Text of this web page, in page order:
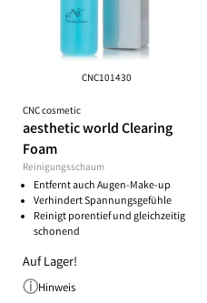
CNC101430
CNC cosmetic
aesthetic world Clearing
Foam
Reinigungsschaum
Entfernt auch Augen-Make-up
Verhindert Spannungsgefühle
Reinigt porentief und gleichzeitig
schonend
Auf Lager!
Hinweis